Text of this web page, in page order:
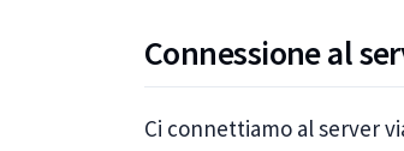
Connessione al
Ci connettiamo al server